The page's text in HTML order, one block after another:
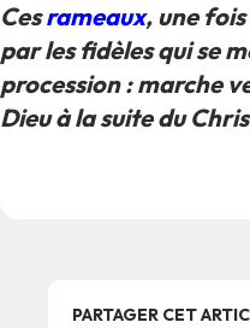
Cesrameaux, une
par les fidèles qui se
procession : marche
Dieu à la suite du
PARTAGER CET